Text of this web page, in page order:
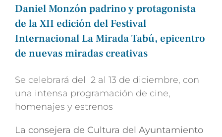
Daniel Monzón padrino y protagonista
de la XII edición del Festival
Internacional La Mirada Tabú, epicentro
de nuevas miradas creativas
Se celebrará del 2 al 13 de diciembre, con
una intensa programación de cine,
homenajes y estrenos
La consejera de Cultura del Ayuntamiento